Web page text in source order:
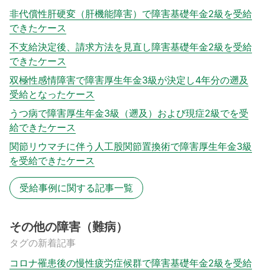
非代償性肝硬変（肝機能障害）で障害基礎年金2級を受給
できたケース
不支給決定後、請求方法を見直し障害基礎年金2級を受給
できたケース
双極性感情障害で障害厚生年金3級が決定し4年分の遡及
受給となったケース
うつ病で障害厚生年金3級（遡及）および現症2級でを受
給できたケース
関節リウマチに伴う人工股関節置換術で障害厚生年金3級
を受給できたケース
受給事例に関する記事一覧
その他の障害（難病）
タグの新着記事
コロナ罹患後の慢性疲労症候群で障害基礎年金2級を受給